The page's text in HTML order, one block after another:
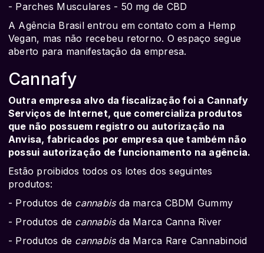
- Parches Musculares - 50 mg de CBD
A Agência Brasil entrou em contato com a Hemp
Vegan, mas não recebeu retorno. O espaço segue
aberto para manifestação da empresa.
Cannafy
Outra empresa alvo da fiscalização foi a Cannafy
Serviços de Internet, que comercializa produtos
que não possuem registro ou autorização na
Anvisa, fabricados por empresa que também não
possui autorização de funcionamento na agência.
Estão proibidos todos os lotes dos seguintes
produtos:
- Produtos de cannabisda marca CBDM Gummy
- Produtos de cannabisda Marca Canna River
- Produtos de cannabisda Marca Rare Cannabinoid